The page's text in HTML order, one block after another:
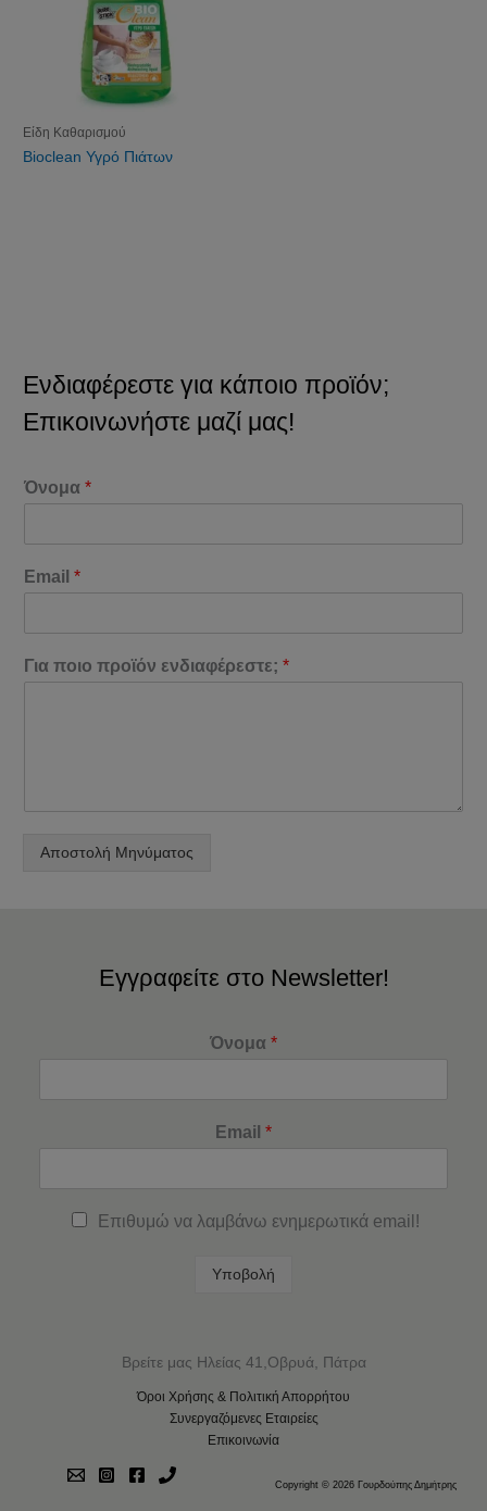
Είδη Καθαρισμού
Bioclean Υγρό Πιάτων
Ενδιαφέρεστε για κάποιο προϊόν;
Επικοινωνήστε μαζί μας!
Όνομα*
Email*
Για ποιο προϊόν ενδιαφέρεστε;*
Αποστολή Μηνύματος
Εγγραφείτε στο Newsletter!
Όνομα *
Email *
Επιθυμώ να λαμβάνω ενημερωτικά email!
Υποβολή
Βρείτε μας Ηλείας 41,Οβρυά, Πάτρα
Όροι Χρήσης & Πολιτική Απορρήτου
Συνεργαζόμενες Εταιρείες
Επικοινωνία
Copyright © 2026 Γουρδούπης Δημήτρης